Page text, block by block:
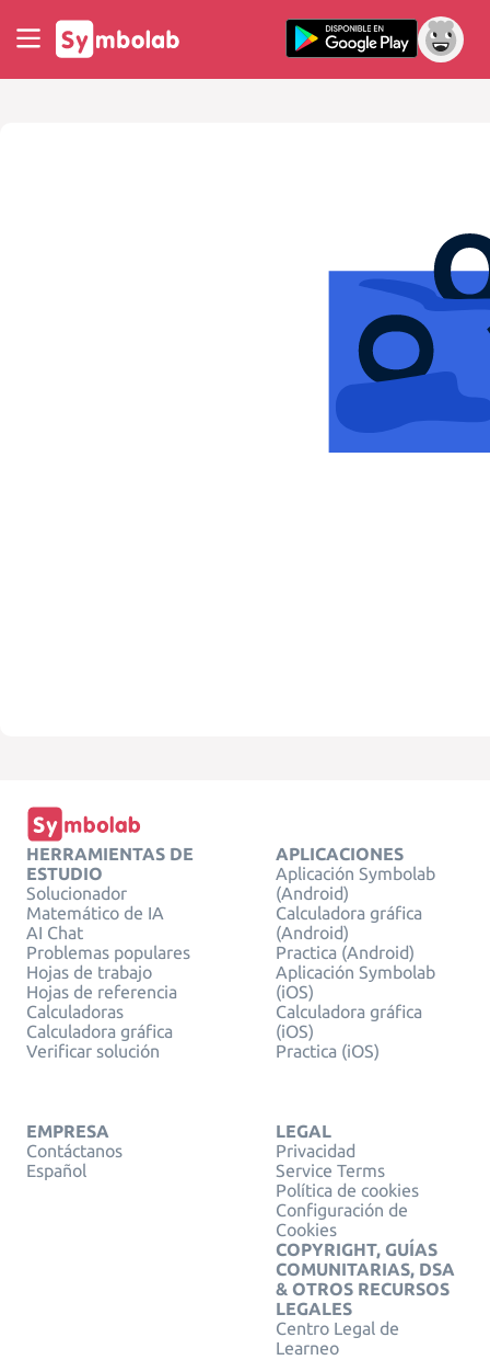
HERRAMIENTAS DE
ESTUDIO
Solucionador
Matemático de IA
AI Chat
Problemas populares
Hojas de trabajo
Hojas de referencia
Calculadoras
Calculadora gráfica
Verificar solución
APLICACIONES
Aplicación Symbolab
(Android)
Calculadora gráfica
(Android)
Practica (Android)
Aplicación Symbolab
(iOS)
Calculadora gráfica
(iOS)
Practica (iOS)
EMPRESA
Contáctanos
Español
LEGAL
Privacidad
Service Terms
Política de cookies
Configuración de
Cookies
COPYRIGHT, GUÍAS
COMUNITARIAS, DSA
& OTROS RECURSOS
LEGALES
Centro Legal de
Learneo